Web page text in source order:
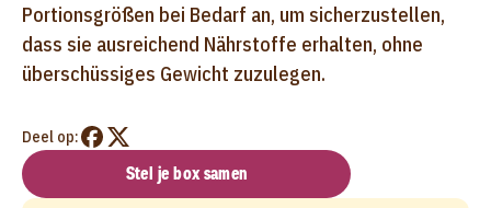
Portionsgrößen bei Bedarf an, um sicherzustellen,
dass sie ausreichend Nährstoffe erhalten, ohne
überschüssiges Gewicht zuzulegen.
Deel op:
Stel je box samen